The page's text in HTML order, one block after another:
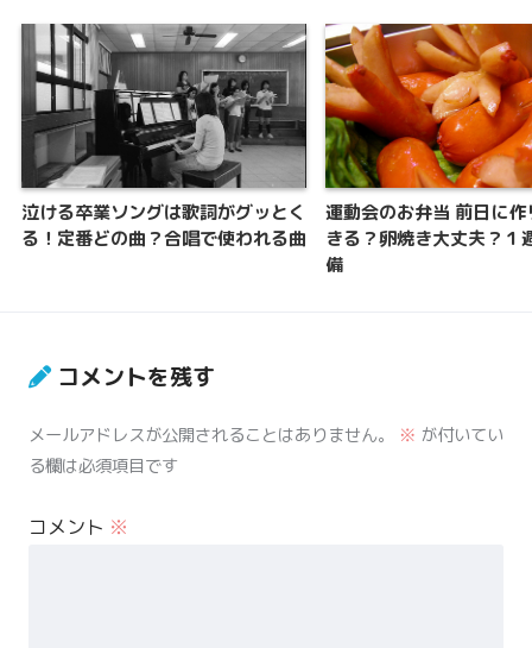
泣ける卒業ソングは歌詞がグッとく
る！定番どの曲？合唱で使われる曲
運動会のお弁当 前日に作
きる？卵焼き大丈夫？１
備
コメントを残す
メールアドレスが公開されることはありません。 ※ が付いてい
る欄は必須項目です
コメント ※